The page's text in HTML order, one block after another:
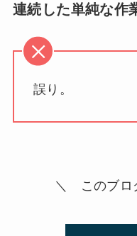
連続した単純な作
誤り。
＼ このブロ